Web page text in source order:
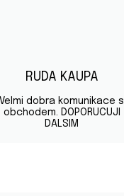
RUDA KAUPA
Velmi dobra komunikace s
obchodem. DOPORUCUJI
DALSIM